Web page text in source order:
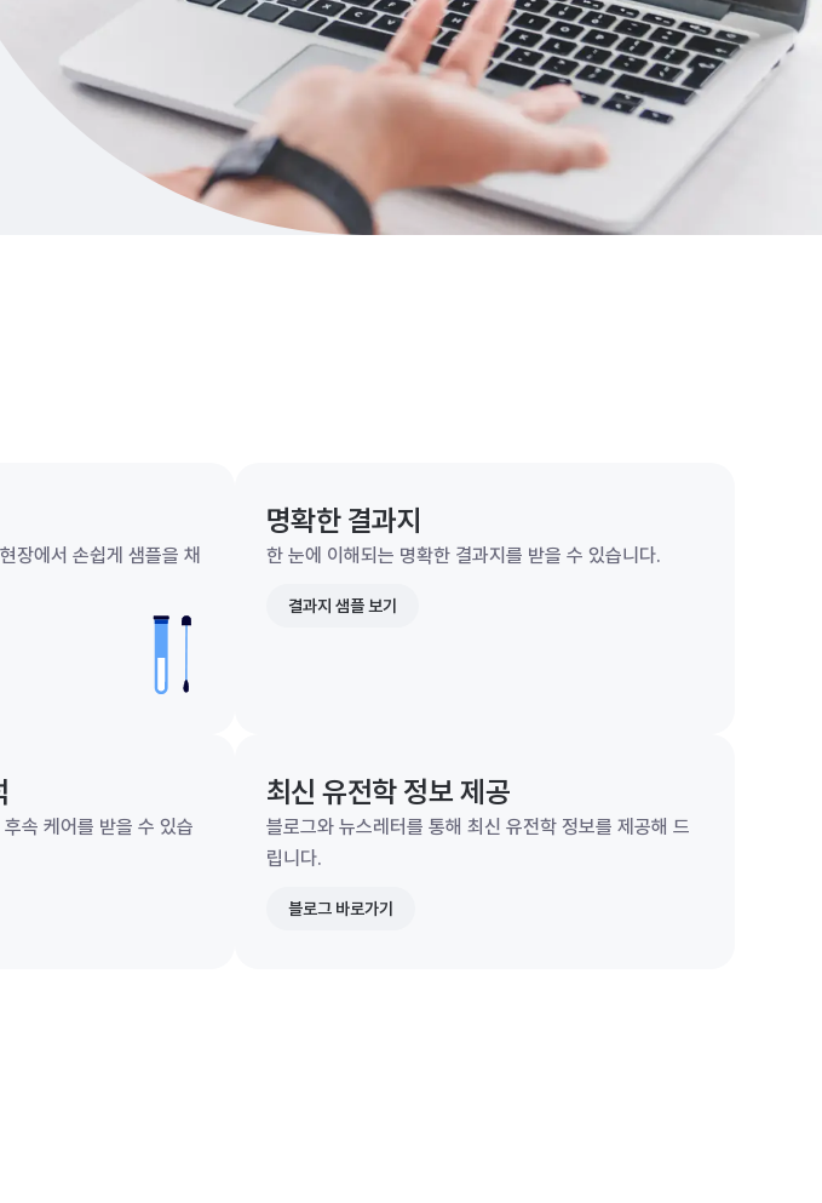
장에서 손쉽게 샘플을 채
명확한 결과지
한 눈에 이해되는 명확한 결과지를 받을 수 있습니다.
결과지 샘플 보기
속 케어를 받을 수 있습
최신 유전학 정보 제공
블로그와 뉴스레터를 통해 최신 유전학 정보를 제공해 드
립니다.
블로그 바로가기